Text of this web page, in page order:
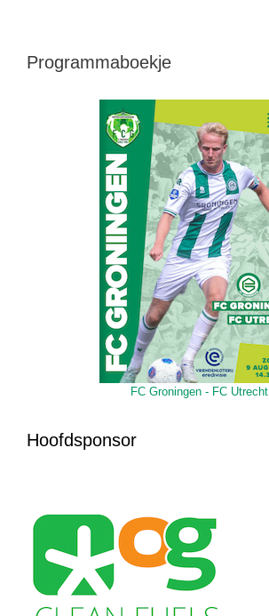
Programmaboekje
FC Groningen - FC Utrecht
Hoofdsponsor